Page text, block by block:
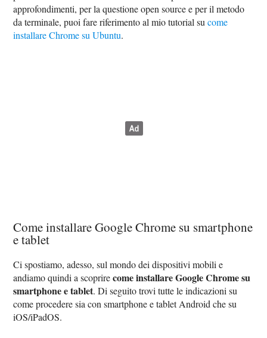
approfondimenti, per la questione open source e per il metodo
da terminale, puoi fare riferimento al mio tutorial sucome
installare Chrome su Ubuntu.
Come installare Google Chrome su smartphone
e tablet
Ci spostiamo, adesso, sul mondo dei dispositivi mobili e
andiamo quindi a scoprirecome installare Google Chrome su
smartphone e tablet. Di seguito trovi tutte le indicazioni su
come procedere sia con smartphone e tablet Android che su
iOS/iPadOS.